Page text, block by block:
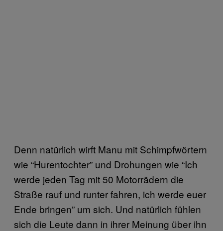
Denn natürlich wirft Manu mit Schimpfwörtern
wie “Hurentochter” und Drohungen wie “Ich
werde jeden Tag mit 50 Motorrädern die
Straße rauf und runter fahren, ich werde euer
Ende bringen” um sich. Und natürlich fühlen
sich die Leute dann in ihrer Meinung über ihn